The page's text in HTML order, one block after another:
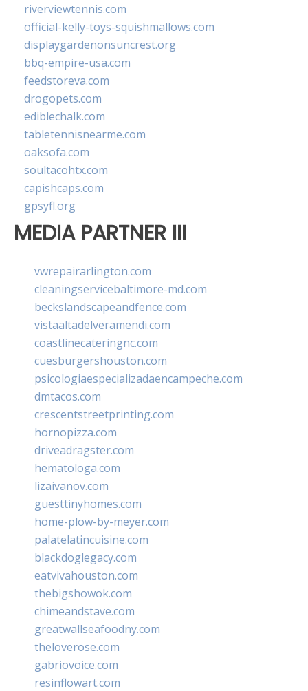
riverviewtennis.com
official-kelly-toys-squishmallows.com
displaygardenonsuncrest.org
bbq-empire-usa.com
feedstoreva.com
drogopets.com
ediblechalk.com
tabletennisnearme.com
oaksofa.com
soultacohtx.com
capishcaps.com
gpsyfl.org
MEDIA PARTNER III
vwrepairarlington.com
cleaningservicebaltimore-md.com
beckslandscapeandfence.com
vistaaltadelveramendi.com
coastlinecateringnc.com
cuesburgershouston.com
psicologiaespecializadaencampeche.com
dmtacos.com
crescentstreetprinting.com
hornopizza.com
driveadragster.com
hematologa.com
lizaivanov.com
guesttinyhomes.com
home-plow-by-meyer.com
palatelatincuisine.com
blackdoglegacy.com
eatvivahouston.com
thebigshowok.com
chimeandstave.com
greatwallseafoodny.com
theloverose.com
gabriovoice.com
resinflowart.com